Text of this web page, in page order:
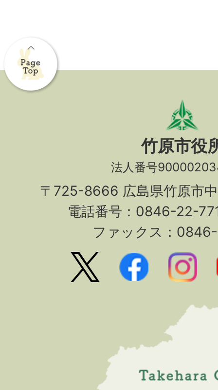
竹原市役
法人番号
〒725-8666 広島県竹原市
電話番号：0846-22-
ファックス：